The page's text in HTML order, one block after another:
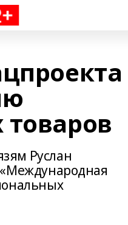
Руслан
«Международная